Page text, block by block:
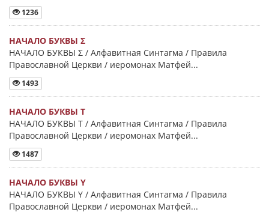
1236
НАЧАЛО БУКВЫ Σ
НАЧАЛО БУКВЫ Σ / Алфавитная Синтагма / Правила
Православной Церкви / иеромонах Матфей...
1493
НАЧАЛО БУКВЫ Τ
НАЧАЛО БУКВЫ Τ / Алфавитная Синтагма / Правила
Православной Церкви / иеромонах Матфей...
1487
НАЧАЛО БУКВЫ Y
НАЧАЛО БУКВЫ Y / Алфавитная Синтагма / Правила
Православной Церкви / иеромонах Матфей...